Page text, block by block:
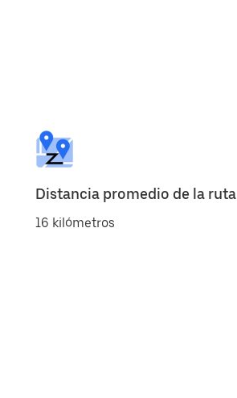
Distancia promedio de la ruta
16 kilómetros